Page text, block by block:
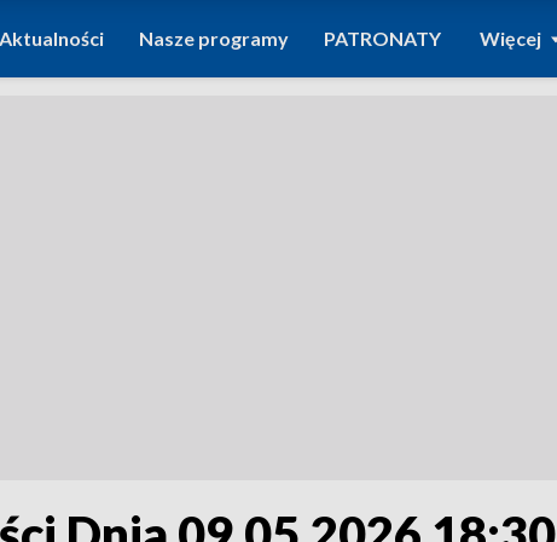
Aktualności Nasze programy PATRONATY Więcej